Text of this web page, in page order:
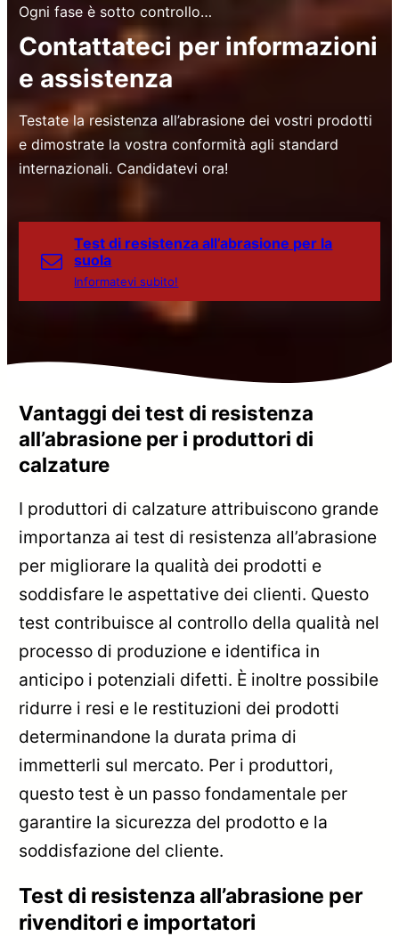
Ogni fase è sotto controllo…
Contattateci per informazioni
e assistenza
Testate la resistenza all’abrasione dei vostri prodotti
e dimostrate la vostra conformità agli standard
internazionali. Candidatevi ora!
Test di resistenza all’abrasione per la
suola
Informatevi subito!
Vantaggi dei test di resistenza
all’abrasione per i produttori di
calzature
I produttori di calzature attribuiscono grande
importanza ai test di resistenza all’abrasione
per migliorare la qualità dei prodotti e
soddisfare le aspettative dei clienti. Questo
test contribuisce al controllo della qualità nel
processo di produzione e identifica in
anticipo i potenziali difetti. È inoltre possibile
ridurre i resi e le restituzioni dei prodotti
determinandone la durata prima di
immetterli sul mercato. Per i produttori,
questo test è un passo fondamentale per
garantire la sicurezza del prodotto e la
soddisfazione del cliente.
Test di resistenza all’abrasione per
rivenditori e importatori